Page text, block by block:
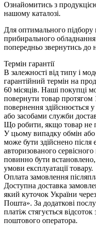
Ознайомитись з
нашому каталозі.
Для оптимального підбору
прибирального
попередньо звернутись до
Термін гарантії
В залежності від типу і
гарантійний термін на
60 місяців. Наші покупці
повернути товар протягом
повернення здійснюється у
або засобами служби
Що робити, якщо товар не
У цьому випадку обмін
може бути здійснено після
авторизованого
повинно бути
умови експлуатації товару.
Оплата замовлення
Доступна доставка
який куточок України
Пошта». За додаткові
платіж стягується відсоток
поштового оператора.